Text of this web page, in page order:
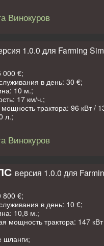
4 500 л.;
500:
€;
в день: 1 €;
10 км/ч;
Software, FS17: Никита
Винокуров
1.0.0 для Farming
000 €;
в день: 30 €;
10 м.;
17 км/ч.;
трактора: 96 кВт /
л.;
Team, FS17: Никита
Винокуров
версия 1.0.0 для
800 €;
в день: 10 €;
10,8 м.;
мощность трактора: 147
шланги;